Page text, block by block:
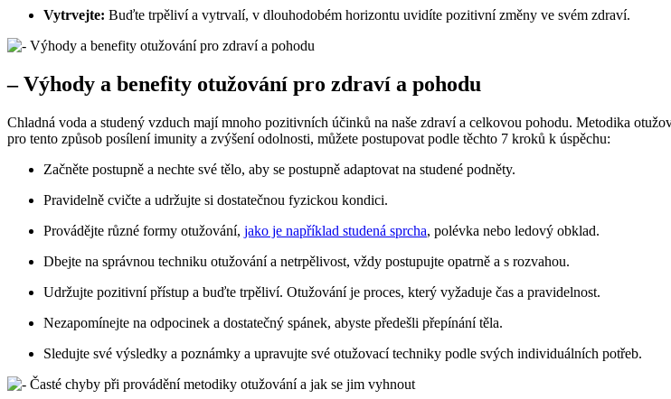
Vytrvejte: Buďte trpěliví a vytrvalí, v dlouhodobém horizontu uvidíte pozitivní změny ve svém zdraví.
– Výhody a benefity otužování pro zdraví a pohodu
Chladná voda a studený vzduch mají mnoho pozitivních účinků na naše zdraví a celkovou pohodu. Metodika
pro tento způsob posílení imunity a zvýšení odolnosti, můžete postupovat podle těchto 7 kroků k úspěchu:
Začněte postupně a nechte své tělo, aby se postupně adaptovat na studené podněty.
Pravidelně cvičte a udržujte si dostatečnou fyzickou kondici.
Provádějte různé formy otužování, jako je například studená sprcha, polévka nebo ledový obklad.
Dbejte na správnou techniku otužování a netrpělivost, vždy postupujte opatrně a s rozvahou.
Udržujte pozitivní přístup a buďte trpěliví. Otužování je proces, který vyžaduje čas a pravidelnost.
Nezapomínejte na odpocinek a dostatečný spánek, abyste předešli přepínání těla.
Sledujte své výsledky a poznámky a upravujte své otužovací techniky podle svých individuálních potřeb.